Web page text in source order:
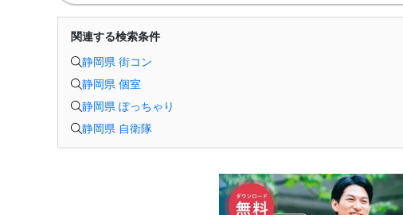
関連する検索条件
静岡県 街コン
静岡県 個室
静岡県 ぽっちゃり
静岡県 自衛隊